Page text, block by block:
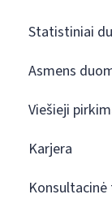
Statistiniai
Asmens
Viešieji
Karjera
Konsultacinė